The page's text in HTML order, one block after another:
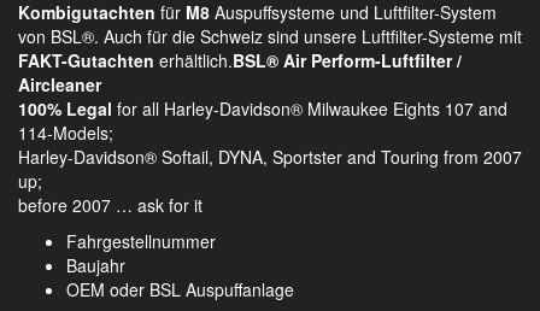
Kombigutachten für M8 Auspuffsysteme und Luftfilter-System
von BSL®. Auch für die Schweiz sind unsere Luftfilter-Systeme mit
FAKT-Gutachten erhältlich.BSL® Air Perform-Luftfilter /
Aircleaner
100% Legal for all Harley-Davidson® Milwaukee Eights 107 and
114-Models;
Harley-Davidson® Softail, DYNA, Sportster and Touring from 2007
up;
before 2007 … ask for it
Fahrgestellnummer
Baujahr
OEM oder BSL Auspuffanlage